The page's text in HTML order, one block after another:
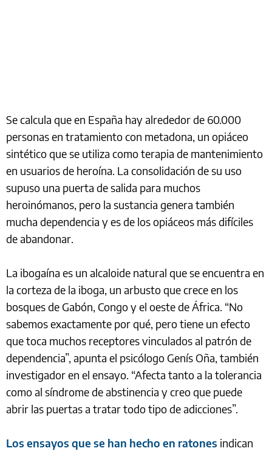
Se calcula que en España hay alrededor de 60.000
personas en tratamiento con metadona, un opiáceo
sintético que se utiliza como terapia de mantenimiento
en usuarios de heroína. La consolidación de su uso
supuso una puerta de salida para muchos
heroinómanos, pero la sustancia genera también
mucha dependencia y es de los opiáceos más difíciles
de abandonar.
La ibogaína es un alcaloide natural que se encuentra en
la corteza de la iboga, un arbusto que crece en los
bosques de Gabón, Congo y el oeste de África. “No
sabemos exactamente por qué, pero tiene un efecto
que toca muchos receptores vinculados al patrón de
dependencia”, apunta el psicólogo Genís Oña, también
investigador en el ensayo. “Afecta tanto a la tolerancia
como al síndrome de abstinencia y creo que puede
abrir las puertas a tratar todo tipo de adicciones”.
Los ensayos que se han hecho en ratones indican